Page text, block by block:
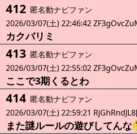
412 匿名動ナビファン
2026/03/07(土) 22:46:42
カクバリミ
413 匿名動ナビファン
2026/03/07(土) 22:55:02
ここで3期くるとわ
414 匿名動ナビファン
2026/03/07(土) 22:59:21
また謎ルールの遊びしてんな